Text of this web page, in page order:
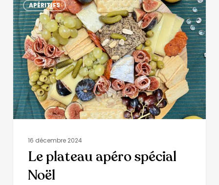
APÉRITIFS
16 décembre 2024
Le plateau apéro spécial
Noël